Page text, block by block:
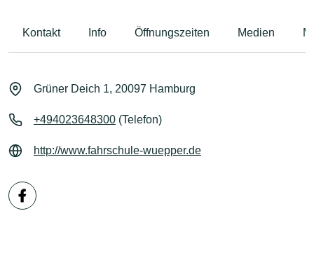
Kontakt Info Öffnungszeiten Medien
Grüner Deich 1, 20097 Hamburg
+494023648300 (Telefon)
http://www.fahrschule-wuepper.de